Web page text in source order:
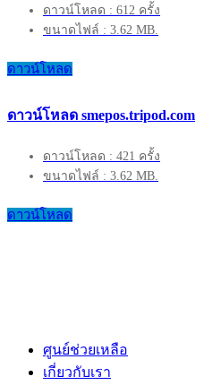
ดาวน์โหลด : 612 ครั้ง
ขนาดไฟล์ : 3.62 MB.
ดาวน์โหลด
ดาวน์โหลด smepos.tripod.com
ดาวน์โหลด : 421 ครั้ง
ขนาดไฟล์ : 3.62 MB.
ดาวน์โหลด
ศูนย์ช่วยเหลือ
เกี่ยวกับเรา